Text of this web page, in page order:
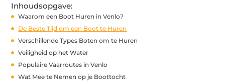
Inhoudsopgave:
Waarom een Boot Huren in Venlo?
De Beste Tijd om een Boot te Huren
Verschillende Types Boten om te Huren
Veiligheid op het Water
Populaire Vaarroutes in Venlo
Wat Mee te Nemen op je Boottocht